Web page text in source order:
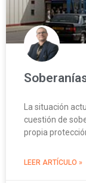
La situación
cuestión de
propia
LEER ARTÍCULO »